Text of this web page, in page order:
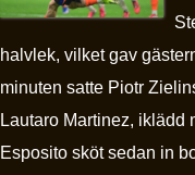
halvlek, vilket gav
minuten satte Piotr
Lautaro Martinez, iklädd
Esposito sköt sedan in